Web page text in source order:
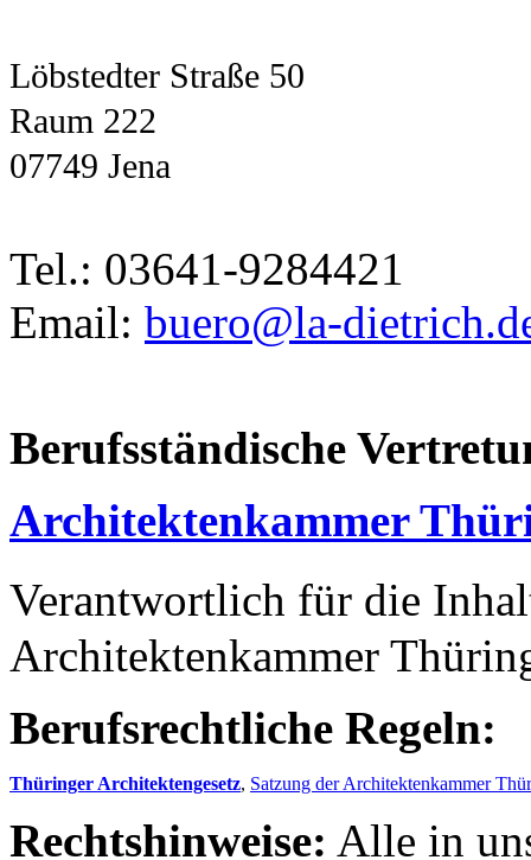
Löbstedter Straße 50
Raum 222
07749 Jena
Tel.: 03641-9284421
Email: buero@la-
Berufsständische
Architektenkammer
Verantwortlich für die
Architektenkammer
Berufsrechtliche Regeln:
Thüringer Architektengesetz, Satzung der Architektenkammer
Rechtshinweise: Alle in